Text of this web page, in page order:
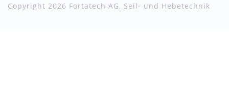
Copyright 2026 Fortatech AG, Seil- und Hebetechnik